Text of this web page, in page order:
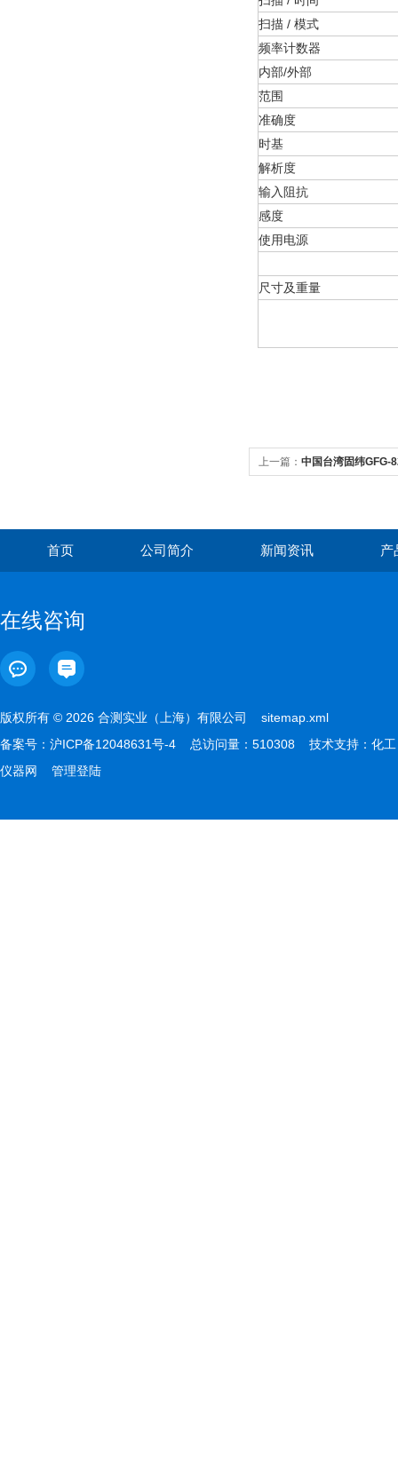
扫描 / 模式
频率计数器
内部/外部
范围
准确度
时基
解析度
输入阻抗
感度
使用电源
尺寸及重量
上一篇： 中国台湾固纬GFG-
首页 公司简介 新闻资讯 产
在线咨询
版权所有 © 2026 合测实业（上海）有限公司 sitemap.xml
备案号： 沪ICP备12048631号-4 总访问量：510308 技术支持： 化工
仪器网
管理登陆